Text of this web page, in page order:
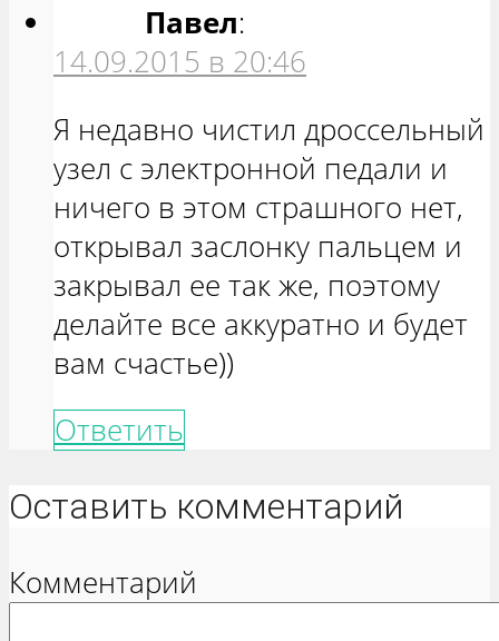
Павел:
14.09.2015 в 20:46
Я недавно чистил дроссельный
узел с электронной педали и
ничего в этом страшного нет,
открывал заслонку пальцем и
закрывал ее так же, поэтому
делайте все аккуратно и будет
вам счастье))
Ответить
Оставить комментарий
Комментарий